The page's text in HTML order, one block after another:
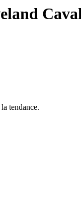
tendance.